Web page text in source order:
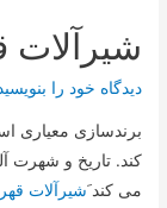
شیرآلات
دیدگاه‌ خود را بنویسید
برندسازی معیاری
کند. تاریخ و
می کند َشیرآلات